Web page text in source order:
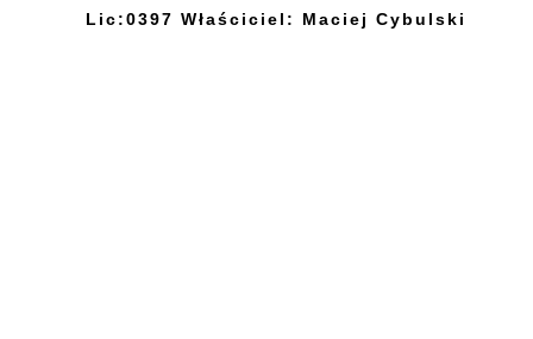
Lic:0397 Właściciel: Maciej Cybulski